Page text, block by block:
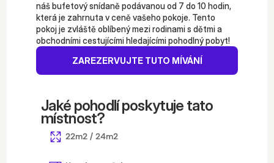
náš bufetový snídaně podávanou od 7 do 10 hodin,
která je zahrnuta v ceně vašeho pokoje. Tento
pokoj je zvláště oblíbený mezi rodinami s dětmi a
obchodními cestujícími hledajícími pohodlný pobyt!
ZAREZERVUJTE TUTO MÍVÁNÍ
Jaké pohodlí poskytuje tato
místnost?
22m2 / 24m2